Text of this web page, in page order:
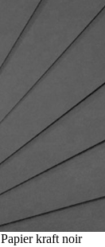
Papier kraft noir